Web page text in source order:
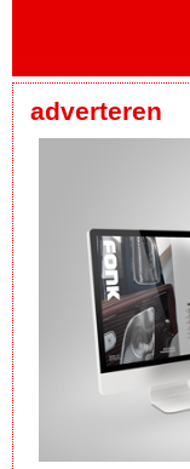
adverteren